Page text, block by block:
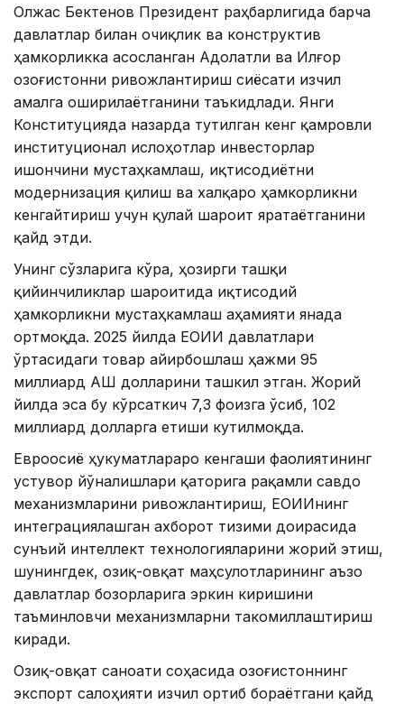
Олжас Бектенов Президент раҳбарлигида барча
давлатлар билан очиқлик ва конструктив
ҳамкорликка асосланган Адолатли ва Илғор
Қозоғистонни ривожлантириш сиёсати изчил
амалга оширилаётганини таъкидлади. Янги
Конституцияда назарда тутилган кенг қамровли
институционал ислоҳотлар инвесторлар
ишончини мустаҳкамлаш, иқтисодиётни
модернизация қилиш ва халқаро ҳамкорликни
кенгайтириш учун қулай шароит яратаётганини
қайд этди.
Унинг сўзларига кўра, ҳозирги ташқи
қийинчиликлар шароитида иқтисодий
ҳамкорликни мустаҳкамлаш аҳамияти янада
ортмоқда. 2025 йилда ЕОИИ давлатлари
ўртасидаги товар айирбошлаш ҳажми 95
миллиард АҚШ долларини ташкил этган. Жорий
йилда эса бу кўрсаткич 7,3 фоизга ўсиб, 102
миллиард долларга етиши кутилмоқда.
Евроосиё ҳукуматлараро кенгаши фаолиятининг
устувор йўналишлари қаторига рақамли савдо
механизмларини ривожлантириш, ЕОИИнинг
интеграциялашган ахборот тизими доирасида
сунъий интеллект технологияларини жорий этиш,
шунингдек, озиқ-овқат маҳсулотларининг аъзо
давлатлар бозорларига эркин киришини
таъминловчи механизмларни такомиллаштириш
киради.
Озиқ-овқат саноати соҳасида Қозоғистоннинг
экспорт салоҳияти изчил ортиб бораётгани қайд